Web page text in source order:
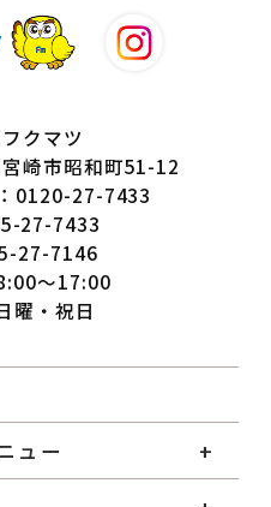
クマツ
崎市昭和町51-12
0120-27-7433
27-7433
27-7146
～17:00
曜・祝日
ュー